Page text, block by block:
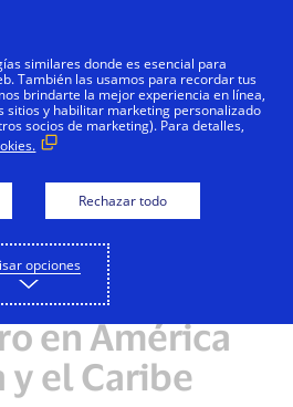
DE PRENSA
Innovación de
cinco años
las
de pagos
en América
y el Caribe
similares donde es esencial para
También las usamos para recordar tus
brindarte la mejor experiencia en línea,
sitios y habilitar marketing personalizado
socios de marketing). Para detalles,
Rechazar todo
opciones